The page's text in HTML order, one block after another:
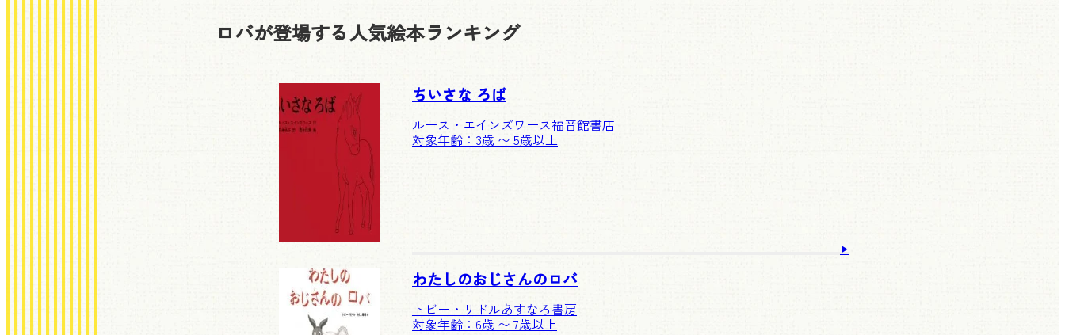
ロバが登場する人気絵本ランキング
ちいさな ろば
ルース・エインズワース福音館書店
対象年齢：3歳 〜 5歳以上
わたしのおじさんのロバ
トビー・リドルあすなろ書房
対象年齢：6歳 〜 7歳以上